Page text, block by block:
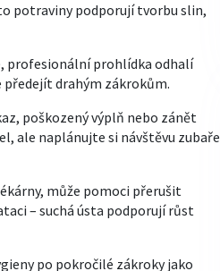
potraviny podporují tvorbu slin,
profesionální prohlídka odhalí
předejít drahým zákrokům.
poškozený výplň nebo zánět
ale naplánujte si návštěvu zubaře
může pomoci přerušit
– suchá ústa podporují růst
po pokročilé zákroky jako